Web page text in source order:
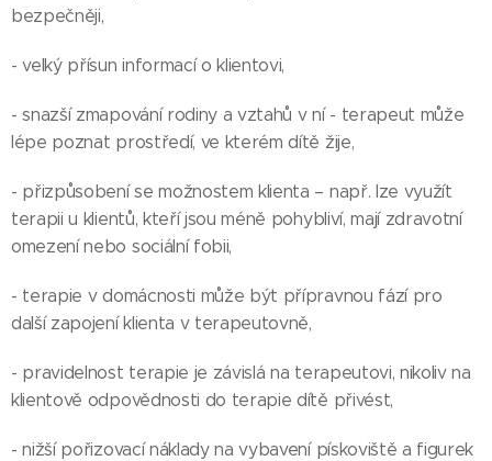
bezpečněji,
- velký přísun informací o klientovi,
- snazší zmapování rodiny a vztahů v ní - terapeut může
lépe poznat prostředí, ve kterém dítě žije,
- přizpůsobení se možnostem klienta – např. lze využít
terapii u klientů, kteří jsou méně pohybliví, mají zdravotní
omezení nebo sociální fobii,
- terapie v domácnosti může být přípravnou fází pro
další zapojení klienta v terapeutovně,
- pravidelnost terapie je závislá na terapeutovi, nikoliv na
klientově odpovědnosti do terapie dítě přivést,
- nižší pořizovací náklady na vybavení pískoviště a figurek